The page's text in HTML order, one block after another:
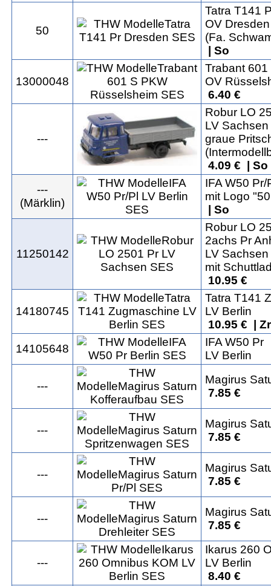
50
Tatra T141
OV Dresden
(Fa.
| So
13000048
Trabant 601
OV
6.40 €
---
Robur LO
LV Sachsen
graue
4.09 € | So
---
(Märklin)
IFA W50 Pr/
mit Logo
| So
11250142
Robur LO
2achs Pr
LV Sachsen
mit
10.95 €
14180745
Tatra T141
LV Berlin
10.95 € |
14105648
IFA W50 Pr
LV Berlin
---
Magirus
7.85 €
---
Magirus
7.85 €
---
Magirus
7.85 €
---
Magirus
7.85 €
---
Ikarus 260
LV Berlin
8.40 €